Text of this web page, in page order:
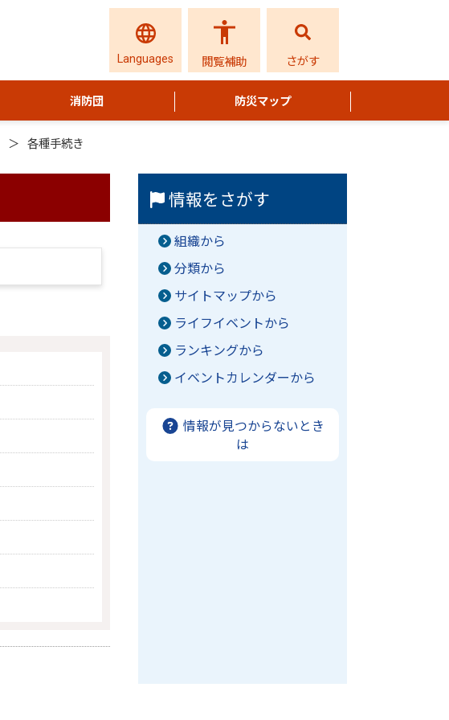
Languages 閲覧補助 さがす
消防団 防災マップ
各種手続き
情報をさがす
組織から
分類から
サイトマップから
ライフイベントから
ランキングから
イベントカレンダーから
情報が見つからないとき
は